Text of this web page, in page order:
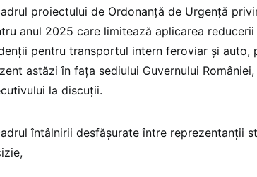
proiectului de Ordonanță de Urgență
anul 2025 care limitează aplicarea
pentru transportul intern feroviar și auto,
astăzi în fața sediului Guvernului
la discuții.
întâlnirii desfășurate între reprezentanții